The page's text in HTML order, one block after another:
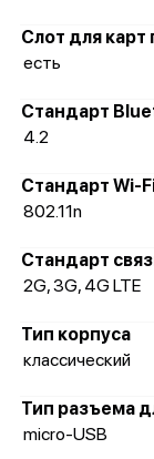
Слот для карт
есть
Стандарт
4.2
Стандарт Wi-
802.11n
Стандарт
2G, 3G, 4G LTE
Тип корпуса
классический
Тип разъема
micro-USB